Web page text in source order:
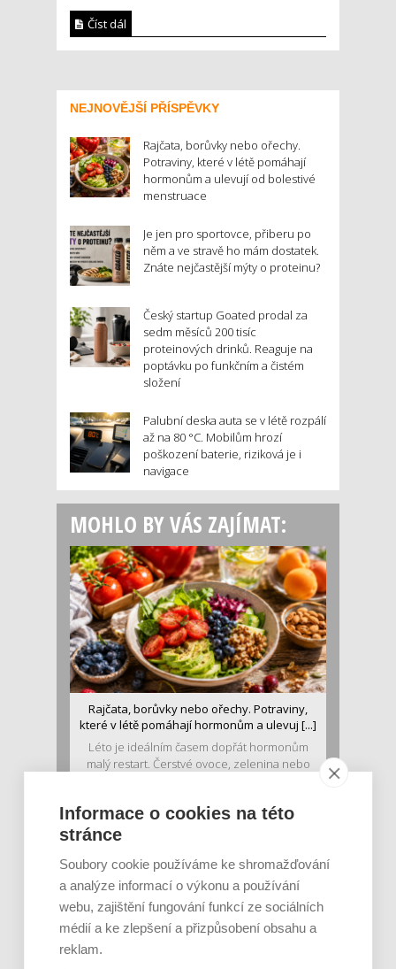
Číst dál
NEJNOVĚJŠÍ PŘÍSPĚVKY
Rajčata, borůvky nebo ořechy.
Potraviny, které v létě pomáhají
hormonům a ulevují od bolestivé
menstruace
Je jen pro sportovce, přiberu po
něm a ve stravě ho mám dostatek.
Znáte nejčastější mýty o proteinu?
Český startup Goated prodal za
sedm měsíců 200 tisíc
proteinových drinků. Reaguje na
poptávku po funkčním a čistém
složení
Palubní deska auta se v létě rozpálí
až na 80 °C. Mobilům hrozí
poškození baterie, riziková je i
navigace
MOHLO BY VÁS ZAJÍMAT:
Rajčata, borůvky nebo ořechy. Potraviny,
které v létě pomáhají hormonům a ulevuj [...]
Léto je ideálním časem dopřát hormonům
malý restart. Čerstvé ovoce, zelenina nebo
Informace o cookies na této
stránce
Soubory cookie používáme ke shromažďování
a analýze informací o výkonu a používání
webu, zajištění fungování funkcí ze sociálních
médií a ke zlepšení a přizpůsobení obsahu a
reklam.